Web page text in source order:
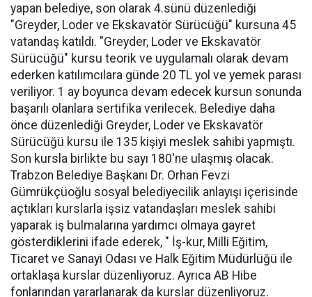
yapan belediye, son olarak 4.sünü düzenlediği
"Greyder, Loder ve Ekskavatör Sürücüğü" kursuna 45
vatandaş katıldı. "Greyder, Loder ve Ekskavatör
Sürücüğü" kursu teorik ve uygulamalı olarak devam
ederken katılımcılara günde 20 TL yol ve yemek parası
veriliyor. 1 ay boyunca devam edecek kursun sonunda
başarılı olanlara sertifika verilecek. Belediye daha
önce düzenlediği Greyder, Loder ve Ekskavatör
Sürücüğü kursu ile 135 kişiyi meslek sahibi yapmıştı.
Son kursla birlikte bu sayı 180'ne ulaşmış olacak.
Trabzon Belediye Başkanı Dr. Orhan Fevzi
Gümrükçüoğlu sosyal belediyecilik anlayışı içerisinde
açtıkları kurslarla işsiz vatandaşları meslek sahibi
yaparak iş bulmalarına yardımcı olmaya gayret
gösterdiklerini ifade ederek, " İş-kur, Milli Eğitim,
Ticaret ve Sanayi Odası ve Halk Eğitim Müdürlüğü ile
ortaklaşa kurslar düzenliyoruz. Ayrıca AB Hibe
fonlarından yararlanarak da kurslar düzenliyoruz.